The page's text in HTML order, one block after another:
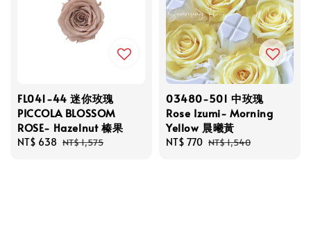
FL041-44 迷你玫瑰
PICCOLA BLOSSOM
ROSE- Hazelnut 榛果
Sale
NT$ 638 Regular
NT$ 1,575
03480-501 中玫瑰
Rose Izumi- Morning
Yellow 晨曦黃
Sale
NT$ 770 Regular
NT$ 1,540